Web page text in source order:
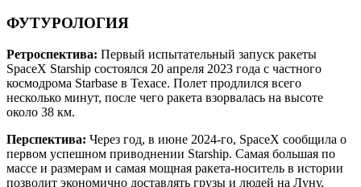
ФУТУРОЛОГИЯ
Ретроспектива: Первый испытательный запуск ракеты
SpaceX Starship состоялся 20 апреля 2023 года с частного
космодрома Starbase в Техасе. Полет продлился всего
несколько минут, после чего ракета взорвалась на высоте
около 38 км.
Перспектива: Через год, в июне 2024-го, SpaceX сообщила о
первом успешном приводнении Starship. Самая большая по
массе и размерам и самая мощная ракета-носитель в истории
позволит экономично доставлять грузы и людей на Луну,